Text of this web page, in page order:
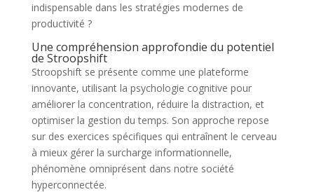
indispensable dans les stratégies modernes de
productivité ?
Une compréhension approfondie du potentiel
de Stroopshift
Stroopshift se présente comme une plateforme
innovante, utilisant la psychologie cognitive pour
améliorer la concentration, réduire la distraction, et
optimiser la gestion du temps. Son approche repose
sur des exercices spécifiques qui entraînent le cerveau
à mieux gérer la surcharge informationnelle,
phénomène omniprésent dans notre société
hyperconnectée.